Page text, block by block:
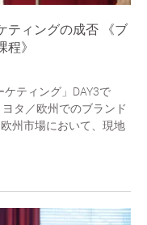
ティングの成否 《ブ
》
ティング」DAY3で
タ／欧州でのブランド
州市場において、現地